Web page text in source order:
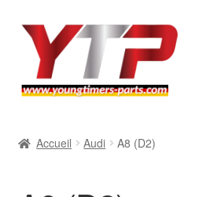
Aller
navigation
Aller
contenu
Accueil Audi A8 (D2)